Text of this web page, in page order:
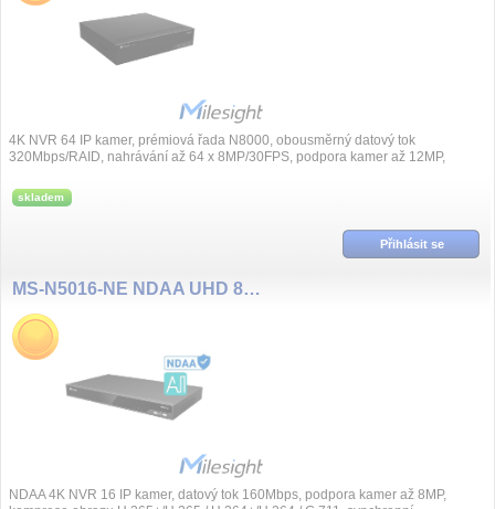
4K NVR 64 IP kamer, prémiová řada N8000, obousměrný datový tok
320Mbps/RAID, nahrávání až 64 x 8MP/30FPS, podpora kamer až 12MP,
skladem
Přihlásit se
MS-N5016-NE NDAA UHD 8MP(4K), 160Mbps 16 kanál NVR, bez PoE
NDAA 4K NVR 16 IP kamer, datový tok 160Mbps, podpora kamer až 8MP,